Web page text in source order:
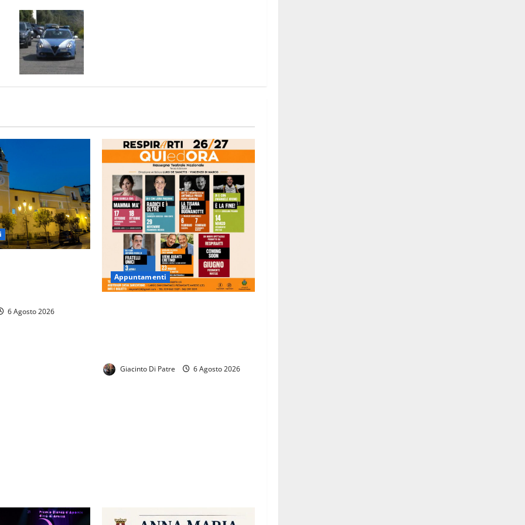
6 Agosto 2026
Appuntamenti
Giacinto Di Patre 6 Agosto 2026